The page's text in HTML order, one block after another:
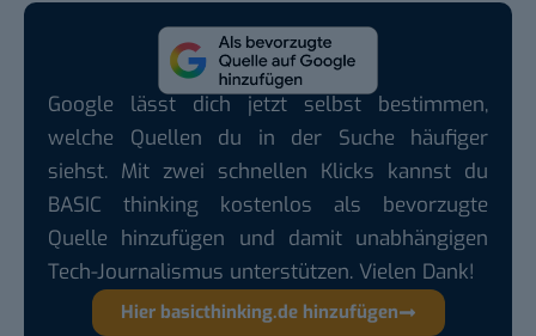
Google lässt dich jetzt selbst bestimmen,
welche Quellen du in der Suche häufiger
siehst. Mit zwei schnellen Klicks kannst du
BASIC thinking kostenlos als bevorzugte
Quelle hinzufügen und damit unabhängigen
Tech-Journalismus unterstützen. Vielen Dank!
Hier basicthinking.de hinzufügen